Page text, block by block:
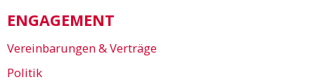
ENGAGEMENT
Vereinbarungen & Verträge
Politik